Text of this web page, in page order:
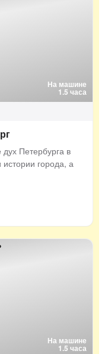
На машине
1.5 часа
дух Петербурга в
истории города, а
На машине
1.5 часа